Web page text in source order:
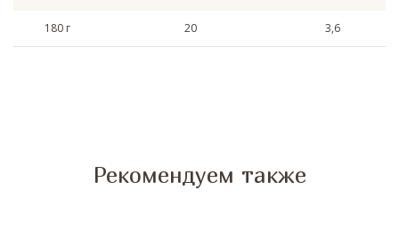
180 г 20 3,6
Рекомендуем также